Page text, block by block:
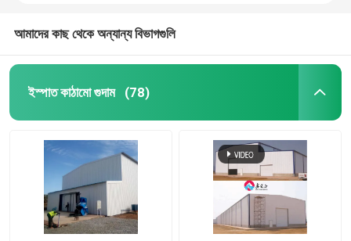
আমাদের কাছ থেকে অন্যান্য বিভাগগুলি
ইস্পাত কাঠামো গুদাম (78)